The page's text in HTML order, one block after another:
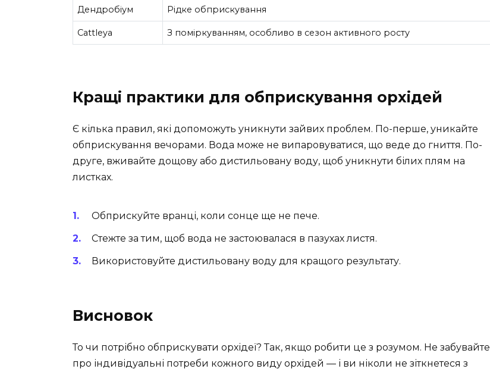
Дендробіум Рідке обприскування
Cattleya З поміркуванням, особливо в сезон активного росту
Кращі практики для обприскування орхідей
Є кілька правил, які допоможуть уникнути зайвих проблем. По-перше, уникайте
обприскування вечорами. Вода може не випаровуватися, що веде до гниття. По-
друге, вживайте дощову або дистильовану воду, щоб уникнути білих плям на
листках.
Обприскуйте вранці, коли сонце ще не пече.
Стежте за тим, щоб вода не застоювалася в пазухах листя.
Використовуйте дистильовану воду для кращого результату.
Висновок
То чи потрібно обприскувати орхідеї? Так, якщо робити це з розумом. Не забувайте
про індивідуальні потреби кожного виду орхідей — і ви ніколи не зіткнетеся з